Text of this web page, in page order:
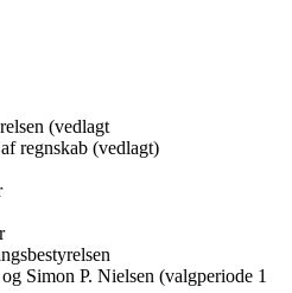
(vedlagt
regnskab (vedlagt)
Simon P. Nielsen (valgperiode 1